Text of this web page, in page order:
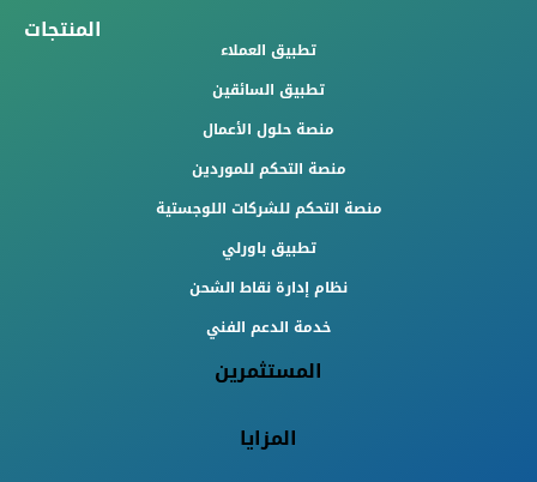
المنتجات
تطبيق العملاء
تطبيق السائقين
منصة حلول الأعمال
منصة التحكم للموردين
منصة التحكم للشركات اللوجستية
تطبيق باورلي
نظام إدارة نقاط الشحن
خدمة الدعم الفني
المستثمرين
المزايا